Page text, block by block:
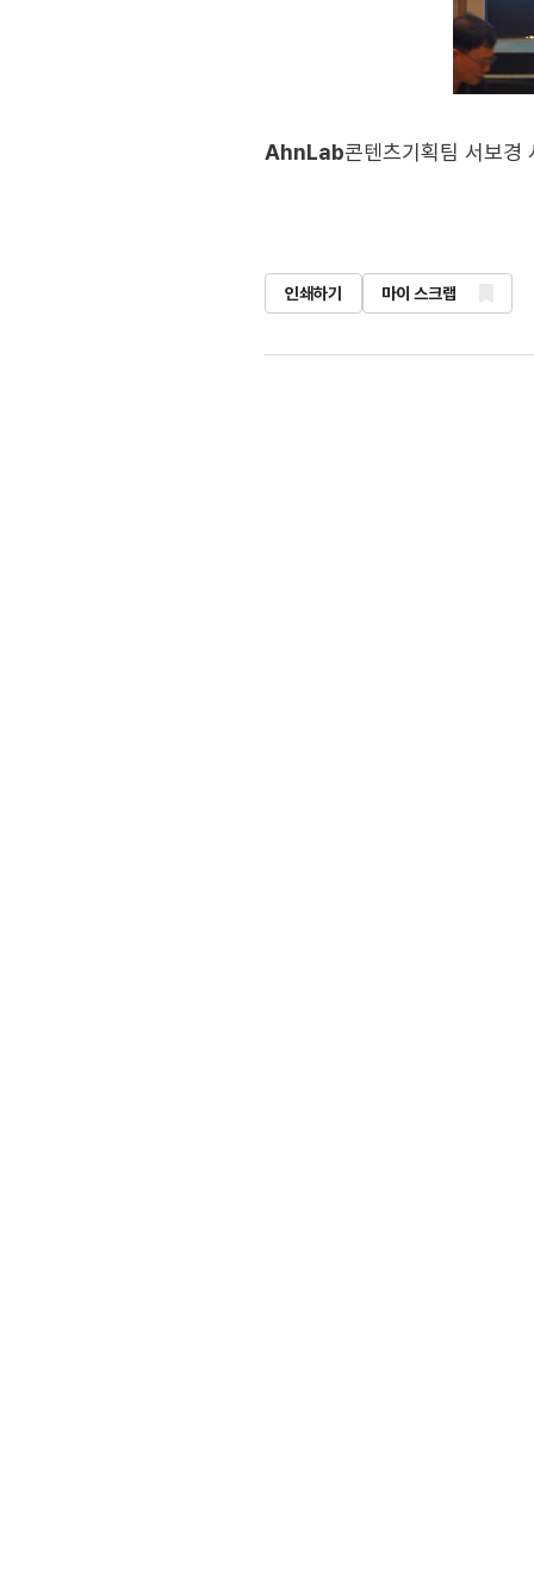
AhnLab콘텐츠기획팀 서보경
인쇄하기 마이 스크랩